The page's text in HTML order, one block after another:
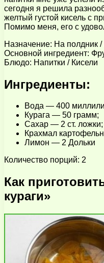
сегодня я решила
желтый густой кисель с
Помимо меня, его с
Назначение: На полдник
Основной ингредиент:
Блюдо: Напитки / Кисели
Ингредиенты:
Вода — 400
Курага — 50 грамм;
Сахар — 2 ст. ложки;
Крахмал
Лимон — 2 Дольки
Количество порций: 2
Как
кураги»